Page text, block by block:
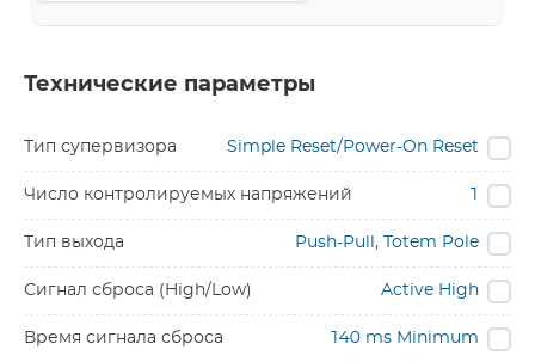
Технические параметры
Тип супервизора Simple Reset/Power-On Reset
Число контролируемых напряжений
Тип выхода Push-Pull, Totem Pole
Сигнал сброса (High/Low) Active High
Время сигнала сброса 140 ms Minimum